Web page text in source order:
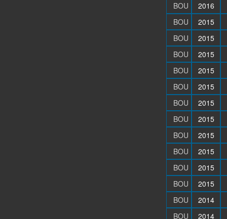
BOU
2016
BOU
2015
BOU
2015
BOU
2015
BOU
2015
BOU
2015
BOU
2015
BOU
2015
BOU
2015
BOU
2015
BOU
2015
BOU
2015
BOU
2014
BOU
2014